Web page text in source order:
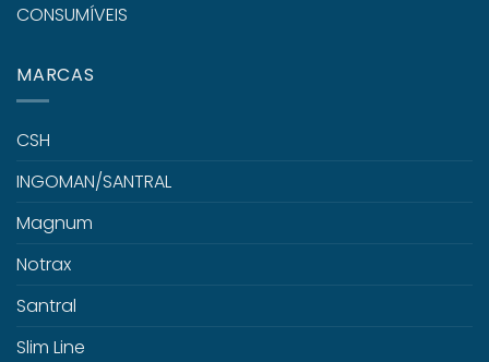
CONSUMÍVEIS
MARCAS
CSH
INGOMAN/SANTRAL
Magnum
Notrax
Santral
Slim Line